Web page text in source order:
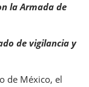
la Armada de
de vigilancia y
de México, el